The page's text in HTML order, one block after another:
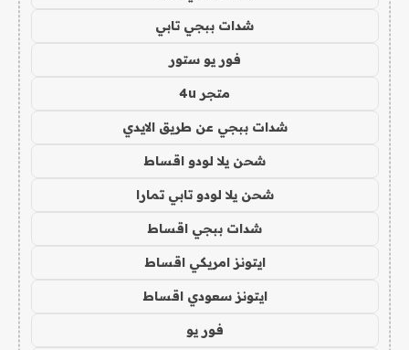
شدات ببجي تابي
فور يو ستور
متجر 4u
شدات ببجي عن طريق الايدي
شحن يلا لودو اقساط
شحن يلا لودو تابي تمارا
شدات ببجي اقساط
ايتونز امريكي اقساط
ايتونز سعودي اقساط
فور يو